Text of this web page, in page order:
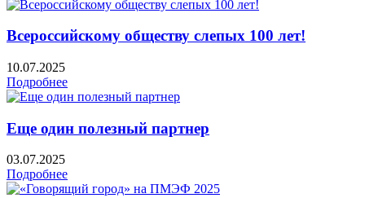
Всероссийскому обществу слепых 100 лет!
10.07.2025
Подробнее
Еще один полезный партнер
03.07.2025
Подробнее